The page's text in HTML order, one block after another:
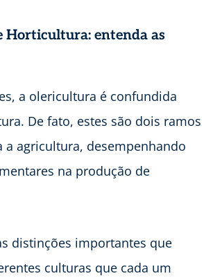
Horticultura: entenda as
a olericultura é confundida
De fato, estes são dois ramos
a agricultura, desempenhando
na produção de
distinções importantes que
culturas que cada um